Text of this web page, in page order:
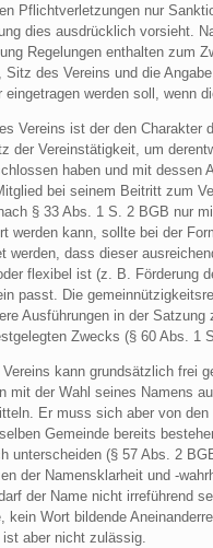
Pflichtverletzungen nur
dies ausdrücklich vorsieht.
Regelungen enthalten zum
Sitz des Vereins und die
eingetragen werden soll, wenn
Vereins ist der den Charakter
der Vereinstätigkeit, um
haben und mit dessen
bei seinem Beitritt zum
§ 33 Abs. 1 S. 2 BGB nur
werden kann, sollte bei der
werden, dass dieser
flexibel ist (z. B. Förderung
passt. Die
Ausführungen in der Satzung
Zwecks (§ 60 Abs. 1
Vereins kann grundsätzlich frei
mit der Wahl seines Namens
Er muss sich aber von den
Gemeinde bereits
unterscheiden (§ 57 Abs. 2
der Namensklarheit und -
der Name nicht irreführend
kein Wort bildende
aber nicht zulässig.